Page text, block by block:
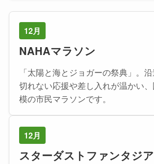
12月
NAHAマラソン
「太陽と海とジョガーの祭典」。
切れない応援や差し入れが温かい
模の市民マラソンです。
12月
スターダストファンタジア